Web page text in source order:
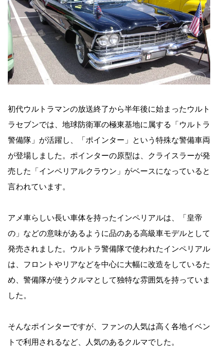
初代ウルトラマンの放送終了から半年後に始まったウルト
ラセブンでは、地球防衛軍の極東基地に属する「ウルトラ
警備隊」が活躍し、「ポインター」という特殊な警備車両
が登場しました。ポインターの原型は、クライスラーが発
売した「インペリアルクラウン」がベースになっていると
言われています。
アメ車らしい長い車体を持ったインペリアルは、「皇帝
の」などの意味があるように品のある高級車モデルとして
発売されました。ウルトラ警備隊で使われたインペリアル
は、フロントやリアなどを中心に大幅に改造をしているた
め、警備隊が使うクルマとして独特な雰囲気を持っていま
した。
そんなポインターですが、ファンの人気は高く各地イベン
トで利用されるなど、人気のあるクルマでした。